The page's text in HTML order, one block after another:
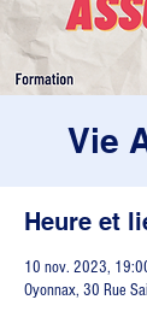
Vie
Heure et
10 nov. 2023,
Oyonnax, 30 Rue